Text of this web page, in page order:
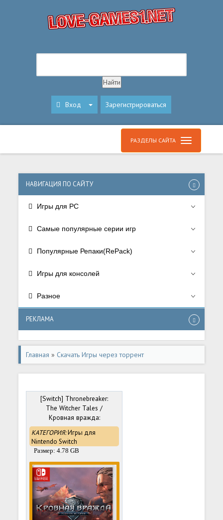
Вход Зарегистрироваться
РАЗДЕЛЫ САЙТА
НАВИГАЦИЯ ПО САЙТУ
Игры для PC
Самые популярные серии игр
Популярные Репаки(RePack)
Игры для консолей
Разное
РЕКЛАМА
Главная » Скачать Игры через торрент
[Switch] Thronebreaker:
The Witcher Tales /
Кровная вражда:
Ведьмак. Истории [NSZ]
[RUS/Multi10]
КАТЕГОРИЯ:Игры для
Nintendo Switch
Размер: 4.78 GB